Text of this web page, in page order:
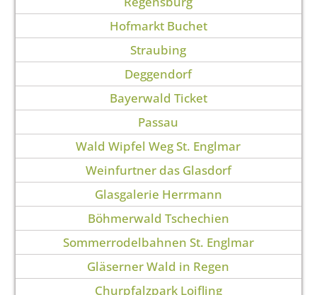
Hofmarkt Buchet
Straubing
Deggendorf
Bayerwald Ticket
Passau
Wald Wipfel Weg St. Englmar
Weinfurtner das Glasdorf
Glasgalerie Herrmann
Böhmerwald Tschechien
Sommerrodelbahnen St. Englmar
Gläserner Wald in Regen
Churpfalzpark Loifling